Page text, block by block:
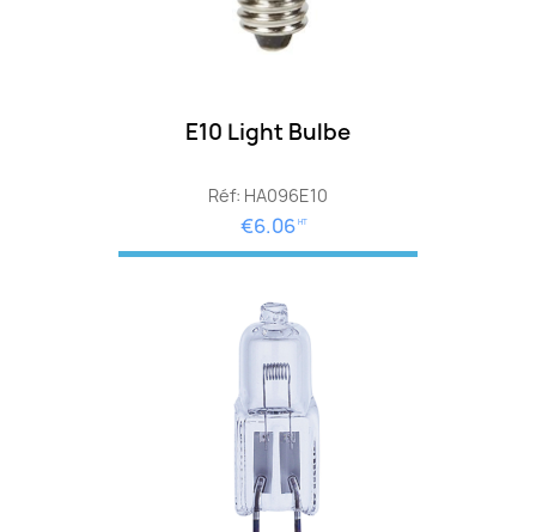
E10 Light Bulbe
Réf: HA096E10
€6.06 HT